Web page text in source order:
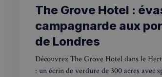
The Grove Hotel :
campagnarde aux
de Londres
Découvrez The Grove Hotel dans le
: un écrin de verdure de 300 acres avec